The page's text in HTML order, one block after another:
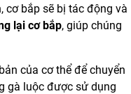
cơ bắp sẽ bị tác động và
lại cơ bắp, giúp chúng
của cơ thể để chuyển
gà luộc được sử dụng